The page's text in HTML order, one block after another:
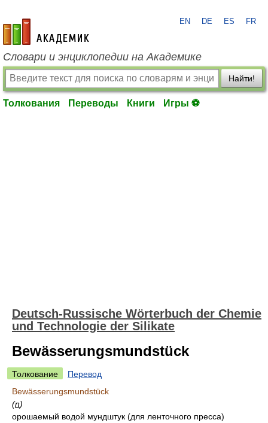
academic.ru
EN DE ES FR
Словари и энциклопедии на Академике
Найти!
Толкования Переводы Книги Игры ⚽
Deutsch-Russische Wörterbuch der Chemie
und Technologie der Silikate
Bewässerungsmundstück
Толкование
Перевод
Bewässerungsmundstück
(n)
орошаемый водой мундштук (для ленточного пресса)